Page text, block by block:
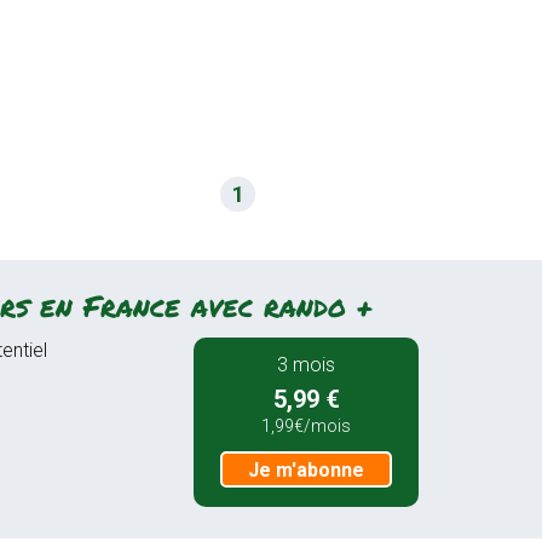
1
en France avec rando +
3 mois
5,99 €
1,99€/mois
Je m'abonne